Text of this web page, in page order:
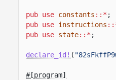
pub use constants ::* ;
pub use instructions
pub use state::* ;
declare_id! (
#[program]